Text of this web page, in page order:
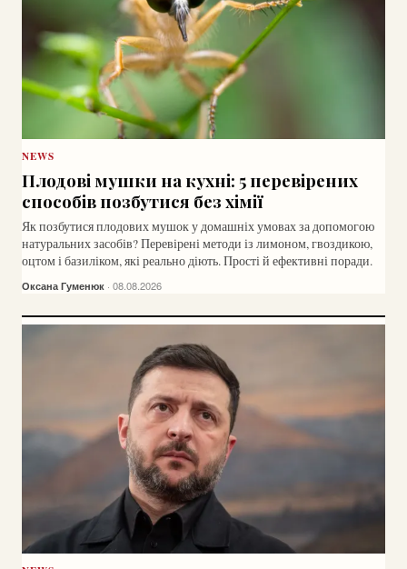
NEWS
Плодові мушки на кухні: 5 перевірених
способів позбутися без хімії
Як позбутися плодових мушок у домашніх умовах за допомогою
натуральних засобів? Перевірені методи із лимоном, гвоздикою,
оцтом і базиліком, які реально діють. Прості й ефективні поради.
Оксана Гуменюк · 08.08.2026